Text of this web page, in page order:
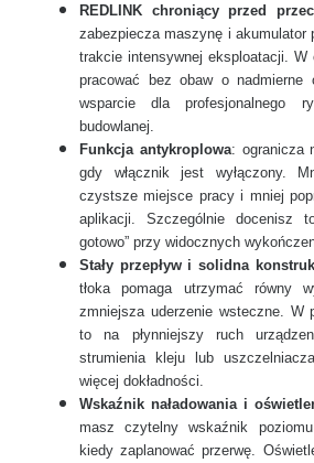
REDLINK chroniący przed
zabezpiecza maszynę i akumulator
trakcie intensywnej eksploatacji. W
pracować bez obaw o nadmierne
wsparcie dla profesjonalnego
budowlanej.
Funkcja antykroplowa: ogranicza
gdy włącznik jest wyłączony.
czystsze miejsce pracy i mniej
aplikacji. Szczególnie docenisz
gotowo” przy widocznych
Stały przepływ i solidna
tłoka pomaga utrzymać równy
zmniejsza uderzenie wsteczne. W
to na płynniejszy ruch
strumienia kleju lub
więcej dokładności.
Wskaźnik naładowania i
masz czytelny wskaźnik
kiedy zaplanować przerwę.